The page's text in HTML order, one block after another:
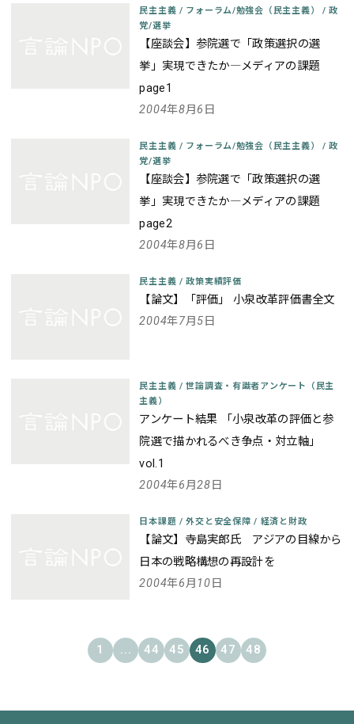
民主主義 / フォーラム/勉強会（民主主義） / 政
党/選挙
【座談会】参院選で「政策選択の選
挙」実現できたか―メディアの課題
page1
2004年8月6日
民主主義 / フォーラム/勉強会（民主主義） / 政
党/選挙
【座談会】参院選で「政策選択の選
挙」実現できたか―メディアの課題
page2
2004年8月6日
民主主義 / 政策実績評価
【論文】「評価」 小泉改革評価書全文
2004年7月5日
民主主義 / 世論調査・有識者アンケート（民主
主義）
アンケート結果 「小泉改革の評価と参
院選で描かれるべき争点・対立軸」
vol.1
2004年6月28日
日本課題 / 外交と安全保障/ 経済と財政
【論文】寺島実郎氏 アジアの目線から
日本の戦略構想の再設計を
2004年6月10日
1 ... 44 45 46 47 48